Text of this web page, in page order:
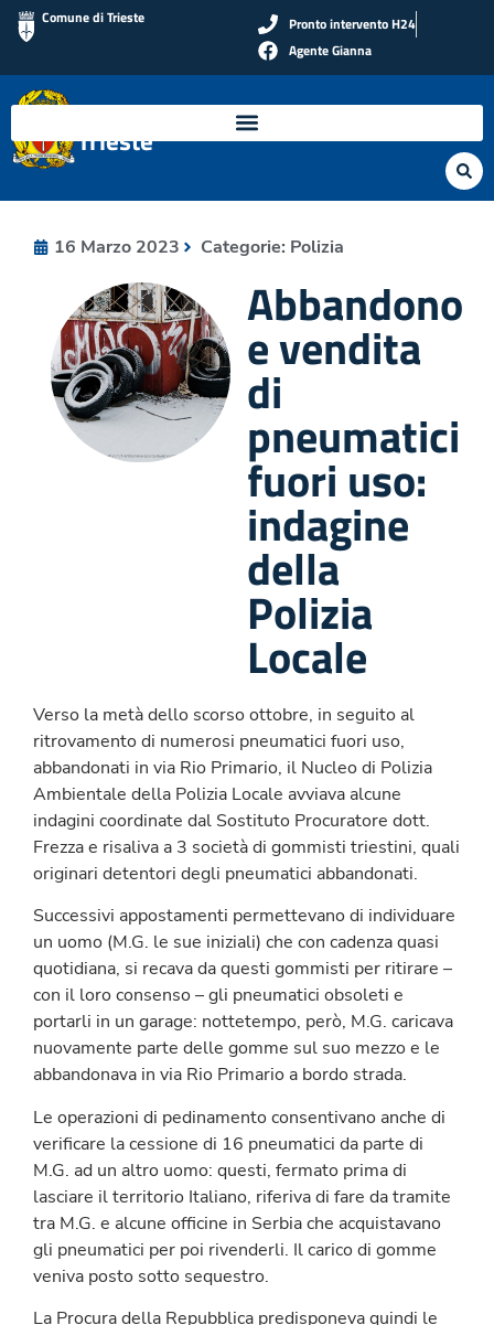
Comune di Trieste
Pronto intervento H24
Agente Gianna
Polizia Locale di
Trieste
16 Marzo 2023 Categorie: Polizia
Abbandono
e vendita
di
pneumatici
fuori uso:
indagine
della
Polizia
Locale
Verso la metà dello scorso ottobre, in seguito al
ritrovamento di numerosi pneumatici fuori uso,
abbandonati in via Rio Primario, il Nucleo di Polizia
Ambientale della Polizia Locale avviava alcune
indagini coordinate dal Sostituto Procuratore dott.
Frezza e risaliva a 3 società di gommisti triestini, quali
originari detentori degli pneumatici abbandonati.
Successivi appostamenti permettevano di individuare
un uomo (M.G. le sue iniziali) che con cadenza quasi
quotidiana, si recava da questi gommisti per ritirare –
con il loro consenso – gli pneumatici obsoleti e
portarli in un garage: nottetempo, però, M.G. caricava
nuovamente parte delle gomme sul suo mezzo e le
abbandonava in via Rio Primario a bordo strada.
Le operazioni di pedinamento consentivano anche di
verificare la cessione di 16 pneumatici da parte di
M.G. ad un altro uomo: questi, fermato prima di
lasciare il territorio Italiano, riferiva di fare da tramite
tra M.G. e alcune officine in Serbia che acquistavano
gli pneumatici per poi rivenderli. Il carico di gomme
veniva posto sotto sequestro.
La Procura della Repubblica predisponeva quindi le